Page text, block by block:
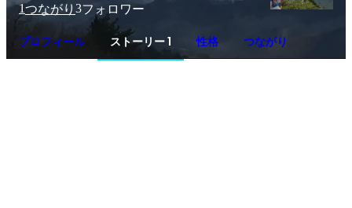
1つながり 3フォロワー
プロフィール ストーリー 1 性格 つながり